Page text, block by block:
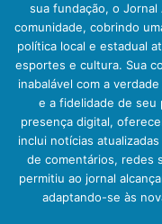
sua fundação, o
comunidade, cobrindo
política local e estadual
esportes e cultura. Sua
inabalável com a
e a fidelidade de seu
presença digital,
inclui notícias
de comentários, redes
permitiu ao jornal
adaptando-se às